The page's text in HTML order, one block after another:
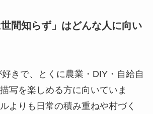
間知らず」はどんな人に向い
きで、とくに農業・DIY・自給自
写を楽しめる方に向いていま
よりも日常の積み重ねや村づく